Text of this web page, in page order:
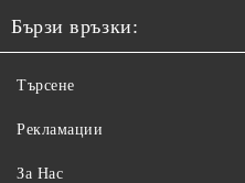
Бързи връзки:
Търсене
Рекламации
За Нас